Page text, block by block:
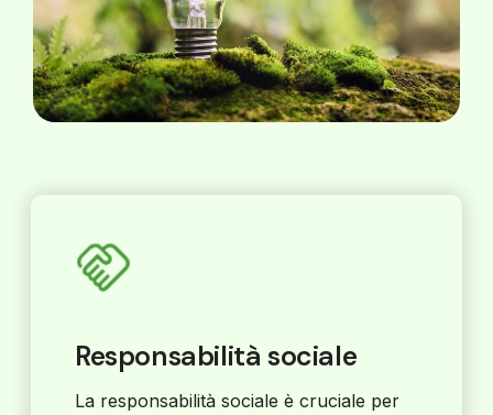
Responsabilità sociale
La responsabilità sociale è cruciale per